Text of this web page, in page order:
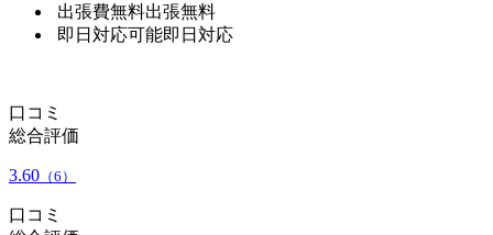
出張費無料出張無料
即日対応可能即日対応
口コミ
総合評価
3.60 （6）
口コミ